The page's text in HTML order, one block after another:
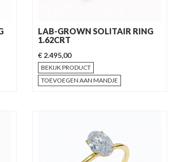
LAB-GROWN SOLITAIR RING
1.62CRT
€ 2.495,00
BEKIJK PRODUCT
TOEVOEGEN AAN MANDJE